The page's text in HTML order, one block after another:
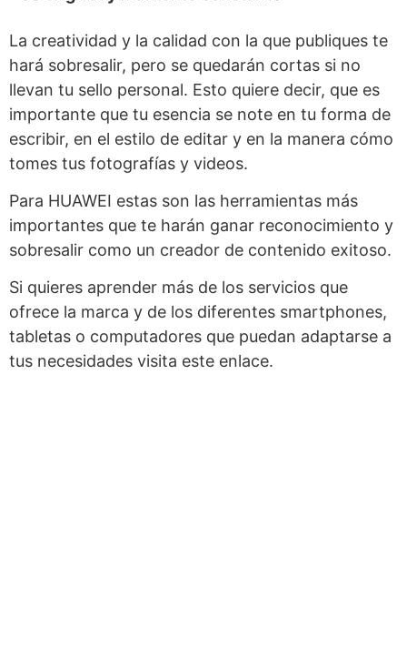
La creatividad y la calidad con la que publiques te
hará sobresalir, pero se quedarán cortas si no
llevan tu sello personal. Esto quiere decir, que es
importante que tu esencia se note en tu forma de
escribir, en el estilo de editar y en la manera cómo
tomes tus fotografías y videos.
Para HUAWEI estas son las herramientas más
importantes que te harán ganar reconocimiento y
sobresalir como un creador de contenido exitoso.
Si quieres aprender más de los servicios que
ofrece la marca y de los diferentes smartphones,
tabletas o computadores que puedan adaptarse a
tus necesidades visita este enlace.